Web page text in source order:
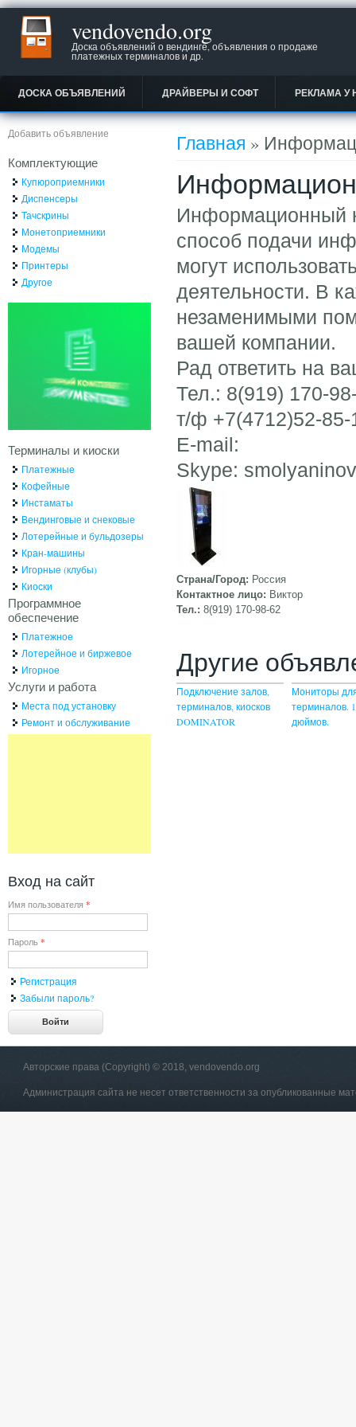
vendovendo.org
Доска объявлений о вендинге, объявления о продаже
платежных терминалов и др.
ДОСКА ОБЪЯВЛЕНИЙ ДРАЙВЕРЫ И СОФТ РЕКЛАМА У
Вы здесь
Главная »
Информационный
способ подачи
могут
деятельности. В
незаменимыми
вашей компании.
Рад ответить на
Тел.: 8(919) 170-
т/ф +7(4712)52-85-
E-mail:
Skype:
Страна/Город: Россия
Контактное лицо: Виктор
Тел.: 8(919) 170-98-62
Другие
Подключение залов,
терминалов, киосков
DOMINATOR
Мониторы
терминалов.
дюймов.
Добавить объявление
Комплектующие
Купюроприемники
Диспенсеры
Тачскрины
Монетоприемники
Модемы
Принтеры
Другое
Терминалы и киоски
Платежные
Кофейные
Инстаматы
Вендинговые и снековые
Лотерейные и бульдозеры
Кран-машины
Игорные (клубы)
Киоски
Программное
обеспечение
Платежное
Лотерейное и биржевое
Игорное
Услуги и работа
Места под установку
Ремонт и обслуживание
Вход на сайт
Имя пользователя *
Пароль *
Регистрация
Забыли пароль?
Авторские права (Copyright) © 2018, vendovendo.org
Администрация сайта не несет ответственности за опубликованные